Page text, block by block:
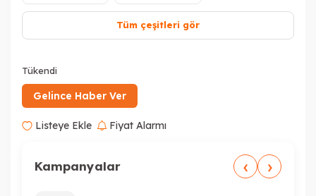
Tüm çeşitleri gör
Tükendi
Gelince Haber Ver
Listeye Ekle Fiyat Alarmı
Kampanyalar ‹ ›